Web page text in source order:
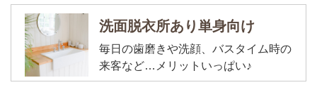
洗面脱衣所あり単身向け
毎日の歯磨きや洗顔、バスタイム時の
来客など…メリットいっぱい♪